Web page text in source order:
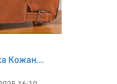
Кожан...